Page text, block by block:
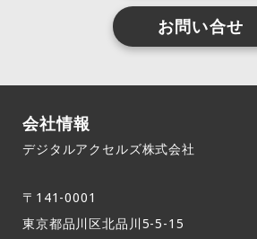
お問い合せ
会社情報
デジタルアクセルズ株式会社
〒141-0001
東京都品川区北品川5-5-15​